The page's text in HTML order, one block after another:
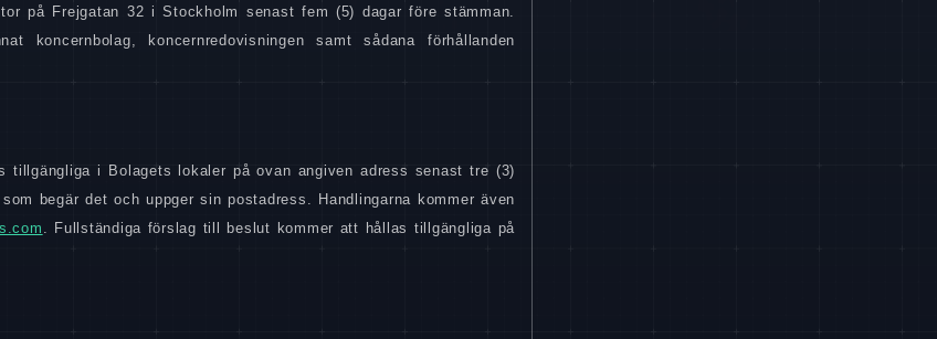
på Frejgatan 32 i Stockholm senast fem (5) dagar före stämman
koncernbolag, koncernredovisningen samt sådana förhållanden
tillgängliga i Bolagets lokaler på ovan angiven adress senast tre (3)
begär det och uppger sin postadress. Handlingarna kommer även
. Fullständiga förslag till beslut kommer att hållas tillgängliga på